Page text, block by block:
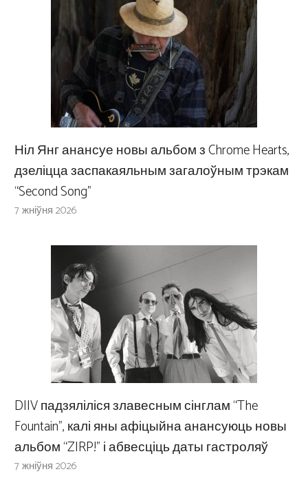
Ніл Янг анансуе новы альбом з Chrome Hearts,
дзеліцца заспакаяльным загалоўным трэкам
“Second Song”
7 жніўня 2026
DIIV падзяліліся злавесным сінглам “The
Fountain”, калі яны афіцыйна анансуюць новы
альбом “ZIRP!” і абвесціць даты гастроляў
7 жніўня 2026